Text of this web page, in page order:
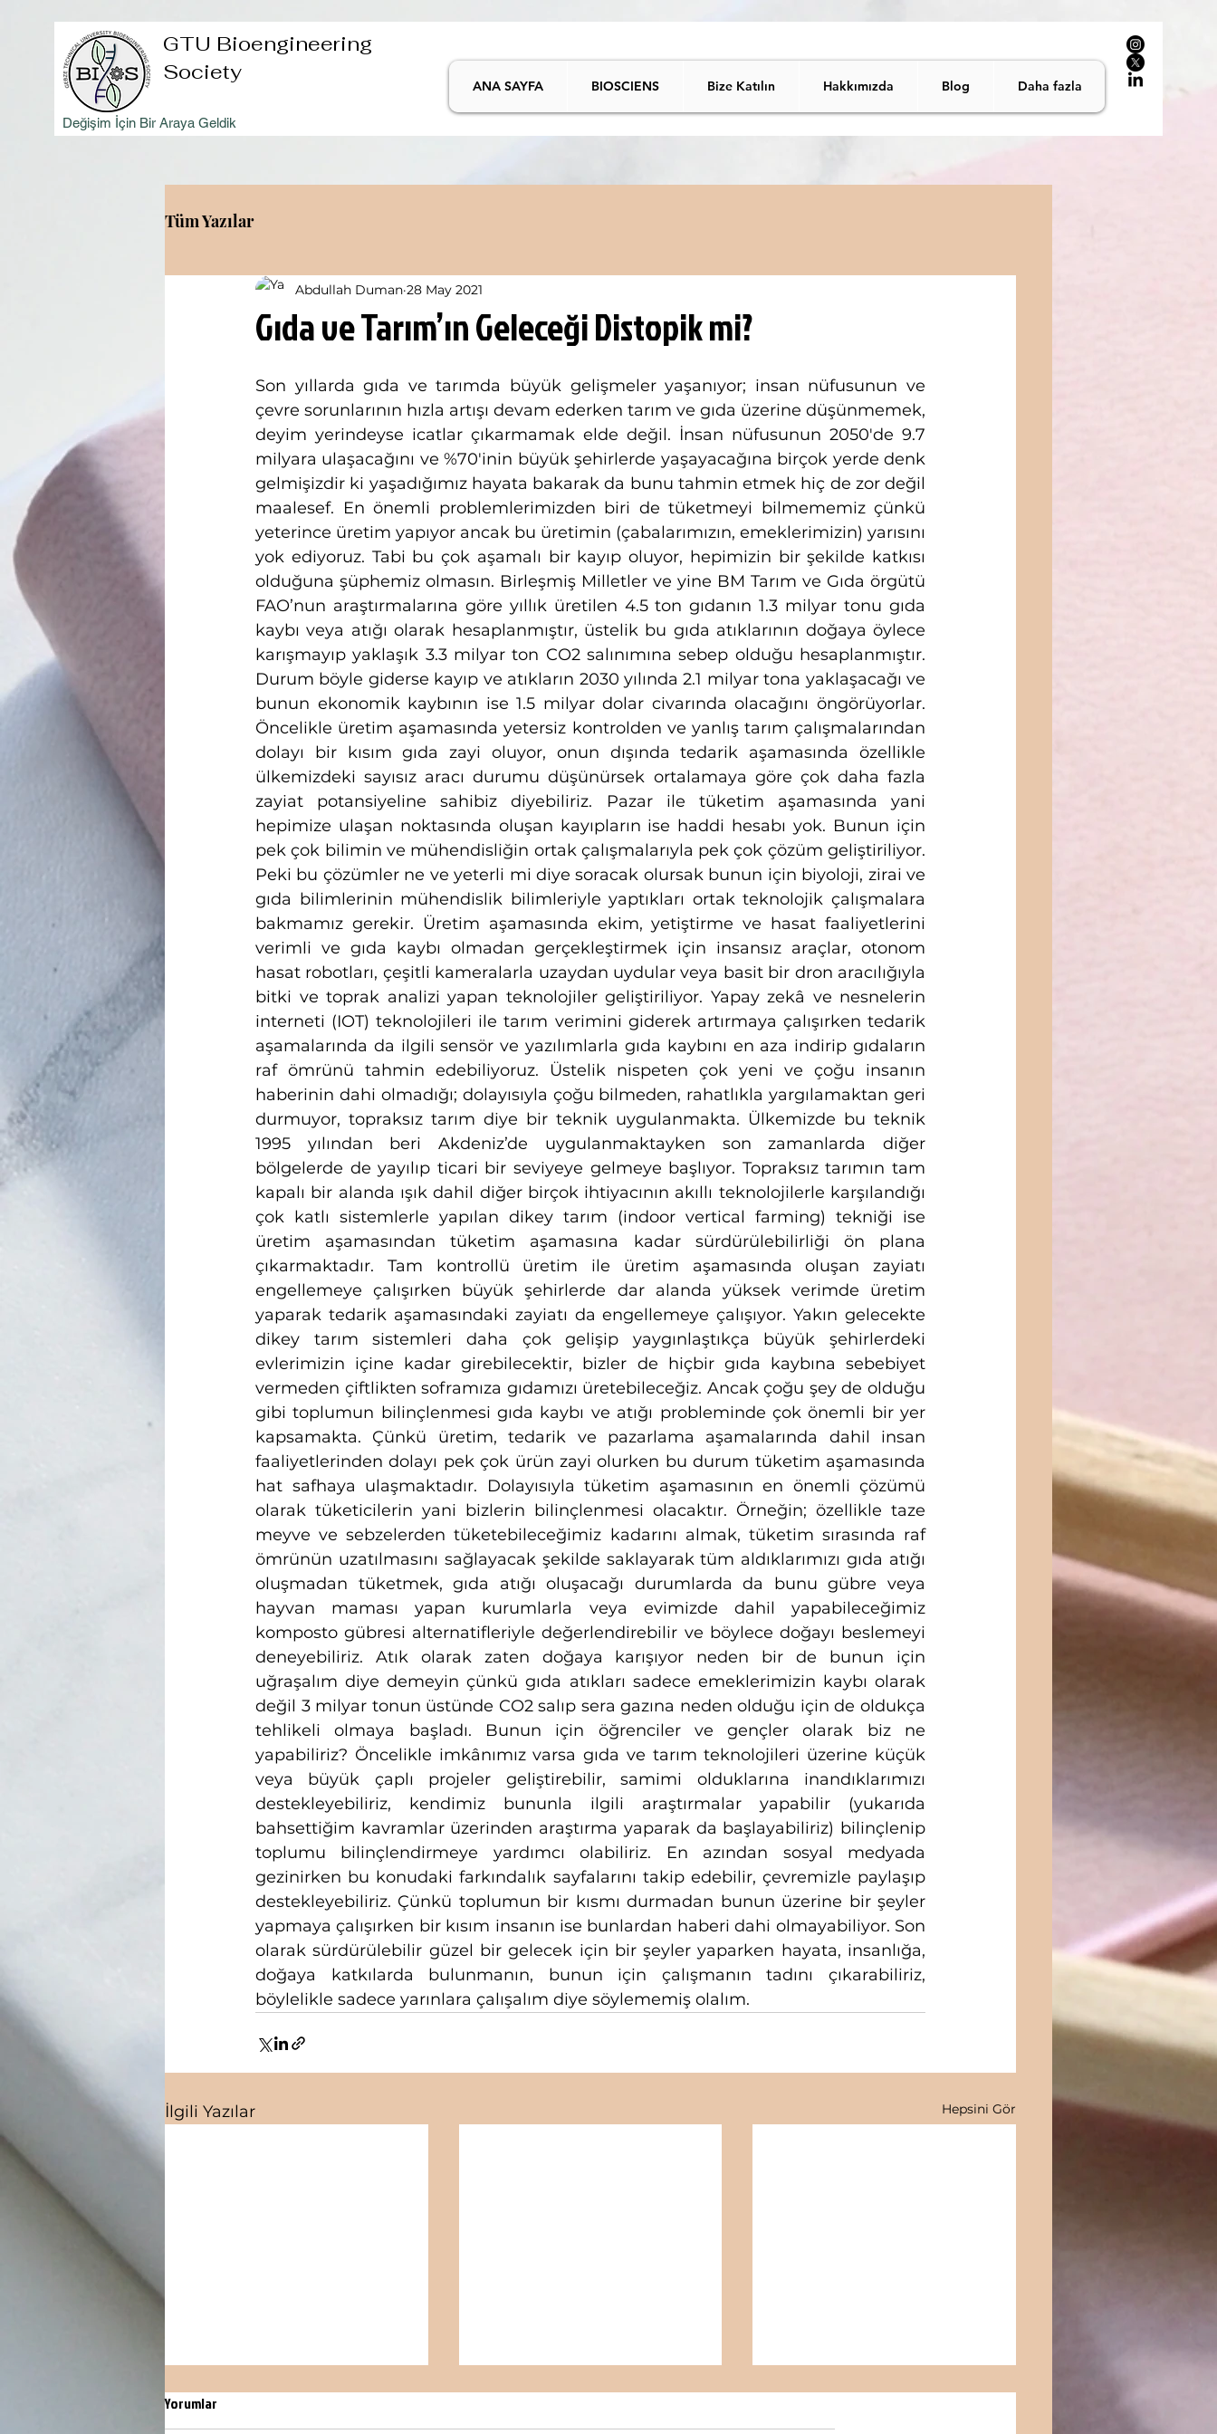
GTU Bioengineering
Society
Değişim İçin Bir Araya Geldik
ANA SAYFA BIOSCIENS Bize Katılın Hakkımızda Blog Daha fazla
Tüm Yazılar
Gıda ve Tarım’ın Geleceği Distopik mi?
Abdullah Duman 28 May 2021
Son yıllarda gıda ve tarımda büyük gelişmeler yaşanıyor; insan nüfusunun ve
çevre sorunlarının hızla artışı devam ederken tarım ve gıda üzerine düşünmemek,
deyim yerindeyse icatlar çıkarmamak elde değil. İnsan nüfusunun 2050'de 9.7
milyara ulaşacağını ve %70'inin büyük şehirlerde yaşayacağına birçok yerde denk
gelmişizdir ki yaşadığımız hayata bakarak da bunu tahmin etmek hiç de zor değil
maalesef. En önemli problemlerimizden biri de tüketmeyi bilmememiz çünkü
yeterince üretim yapıyor ancak bu üretimin (çabalarımızın, emeklerimizin) yarısını
yok ediyoruz. Tabi bu çok aşamalı bir kayıp oluyor, hepimizin bir şekilde katkısı
olduğuna şüphemiz olmasın. Birleşmiş Milletler ve yine BM Tarım ve Gıda örgütü
FAO’nun araştırmalarına göre yıllık üretilen 4.5 ton gıdanın 1.3 milyar tonu gıda
kaybı veya atığı olarak hesaplanmıştır, üstelik bu gıda atıklarının doğaya öylece
karışmayıp yaklaşık 3.3 milyar ton CO2 salınımına sebep olduğu hesaplanmıştır.
Durum böyle giderse kayıp ve atıkların 2030 yılında 2.1 milyar tona yaklaşacağı ve
bunun ekonomik kaybının ise 1.5 milyar dolar civarında olacağını öngörüyorlar.
Öncelikle üretim aşamasında yetersiz kontrolden ve yanlış tarım çalışmalarından
dolayı bir kısım gıda zayi oluyor, onun dışında tedarik aşamasında özellikle
ülkemizdeki sayısız aracı durumu düşünürsek ortalamaya göre çok daha fazla
zayiat potansiyeline sahibiz diyebiliriz. Pazar ile tüketim aşamasında yani
hepimize ulaşan noktasında oluşan kayıpların ise haddi hesabı yok. Bunun için
pek çok bilimin ve mühendisliğin ortak çalışmalarıyla pek çok çözüm geliştiriliyor.
Peki bu çözümler ne ve yeterli mi diye soracak olursak bunun için biyoloji, zirai ve
gıda bilimlerinin mühendislik bilimleriyle yaptıkları ortak teknolojik çalışmalara
bakmamız gerekir. Üretim aşamasında ekim, yetiştirme ve hasat faaliyetlerini
verimli ve gıda kaybı olmadan gerçekleştirmek için insansız araçlar, otonom
hasat robotları, çeşitli kameralarla uzaydan uydular veya basit bir dron aracılığıyla
bitki ve toprak analizi yapan teknolojiler geliştiriliyor. Yapay zekâ ve nesnelerin
interneti (IOT) teknolojileri ile tarım verimini giderek artırmaya çalışırken tedarik
aşamalarında da ilgili sensör ve yazılımlarla gıda kaybını en aza indirip gıdaların
raf ömrünü tahmin edebiliyoruz. Üstelik nispeten çok yeni ve çoğu insanın
haberinin dahi olmadığı; dolayısıyla çoğu bilmeden, rahatlıkla yargılamaktan geri
durmuyor, topraksız tarım diye bir teknik uygulanmakta. Ülkemizde bu teknik
1995 yılından beri Akdeniz’de uygulanmaktayken son zamanlarda diğer
bölgelerde de yayılıp ticari bir seviyeye gelmeye başlıyor. Topraksız tarımın tam
kapalı bir alanda ışık dahil diğer birçok ihtiyacının akıllı teknolojilerle karşılandığı
çok katlı sistemlerle yapılan dikey tarım (indoor vertical farming) tekniği ise
üretim aşamasından tüketim aşamasına kadar sürdürülebilirliği ön plana
çıkarmaktadır. Tam kontrollü üretim ile üretim aşamasında oluşan zayiatı
engellemeye çalışırken büyük şehirlerde dar alanda yüksek verimde üretim
yaparak tedarik aşamasındaki zayiatı da engellemeye çalışıyor. Yakın gelecekte
dikey tarım sistemleri daha çok gelişip yaygınlaştıkça büyük şehirlerdeki
evlerimizin içine kadar girebilecektir, bizler de hiçbir gıda kaybına sebebiyet
vermeden çiftlikten soframıza gıdamızı üretebileceğiz. Ancak çoğu şey de olduğu
gibi toplumun bilinçlenmesi gıda kaybı ve atığı probleminde çok önemli bir yer
kapsamakta. Çünkü üretim, tedarik ve pazarlama aşamalarında dahil insan
faaliyetlerinden dolayı pek çok ürün zayi olurken bu durum tüketim aşamasında
hat safhaya ulaşmaktadır. Dolayısıyla tüketim aşamasının en önemli çözümü
olarak tüketicilerin yani bizlerin bilinçlenmesi olacaktır. Örneğin; özellikle taze
meyve ve sebzelerden tüketebileceğimiz kadarını almak, tüketim sırasında raf
ömrünün uzatılmasını sağlayacak şekilde saklayarak tüm aldıklarımızı gıda atığı
oluşmadan tüketmek, gıda atığı oluşacağı durumlarda da bunu gübre veya
hayvan maması yapan kurumlarla veya evimizde dahil yapabileceğimiz
komposto gübresi alternatifleriyle değerlendirebilir ve böylece doğayı beslemeyi
deneyebiliriz. Atık olarak zaten doğaya karışıyor neden bir de bunun için
uğraşalım diye demeyin çünkü gıda atıkları sadece emeklerimizin kaybı olarak
değil 3 milyar tonun üstünde CO2 salıp sera gazına neden olduğu için de oldukça
tehlikeli olmaya başladı. Bunun için öğrenciler ve gençler olarak biz ne
yapabiliriz? Öncelikle imkânımız varsa gıda ve tarım teknolojileri üzerine küçük
veya büyük çaplı projeler geliştirebilir, samimi olduklarına inandıklarımızı
destekleyebiliriz, kendimiz bununla ilgili araştırmalar yapabilir (yukarıda
bahsettiğim kavramlar üzerinden araştırma yaparak da başlayabiliriz) bilinçlenip
toplumu bilinçlendirmeye yardımcı olabiliriz. En azından sosyal medyada
gezinirken bu konudaki farkındalık sayfalarını takip edebilir, çevremizle paylaşıp
destekleyebiliriz. Çünkü toplumun bir kısmı durmadan bunun üzerine bir şeyler
yapmaya çalışırken bir kısım insanın ise bunlardan haberi dahi olmayabiliyor. Son
olarak sürdürülebilir güzel bir gelecek için bir şeyler yaparken hayata, insanlığa,
doğaya katkılarda bulunmanın, bunun için çalışmanın tadını çıkarabiliriz,
böylelikle sadece yarınlara çalışalım diye söylememiş olalım.
İlgili Yazılar Hepsini Gör
Yorumlar